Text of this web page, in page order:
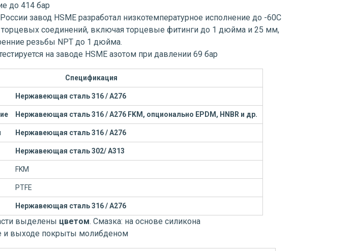
до 414 бар
завод HSME разработал низкотемпературное исполнение до -60С
соединений, включая торцевые фитинги до 1 дюйма и 25 мм,
резьбы NPT до 1 дюйма.
на заводе HSME азотом при давлении 69 бар
Спецификация
Нержавеющая сталь 316 / А276
Нержавеющая сталь 316 / А276 FKM, опционально EPDM, HNBR и др.
Нержавеющая сталь 316 / А276
Нержавеющая сталь 302/ А313
FKM
PTFE
Нержавеющая сталь 316 / А276
выделены цветом. Смазка: на основе силикона
и выходе покрыты молибденом